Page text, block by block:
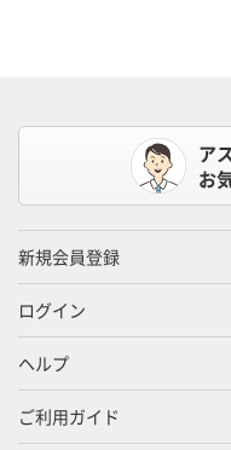
ア
お
新規会員登録
ログイン
ヘルプ
ご利用ガイド